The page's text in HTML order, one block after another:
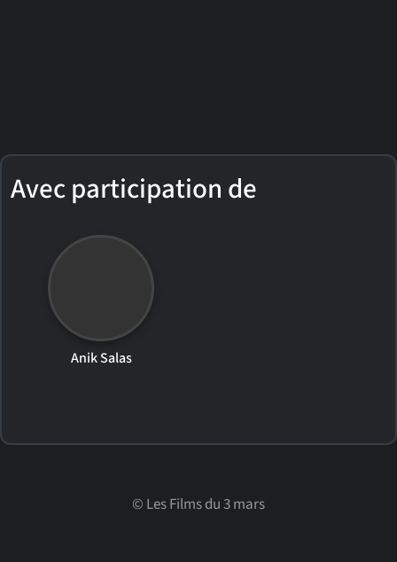
Avec participation de
Anik Salas
© Les Films du 3 mars